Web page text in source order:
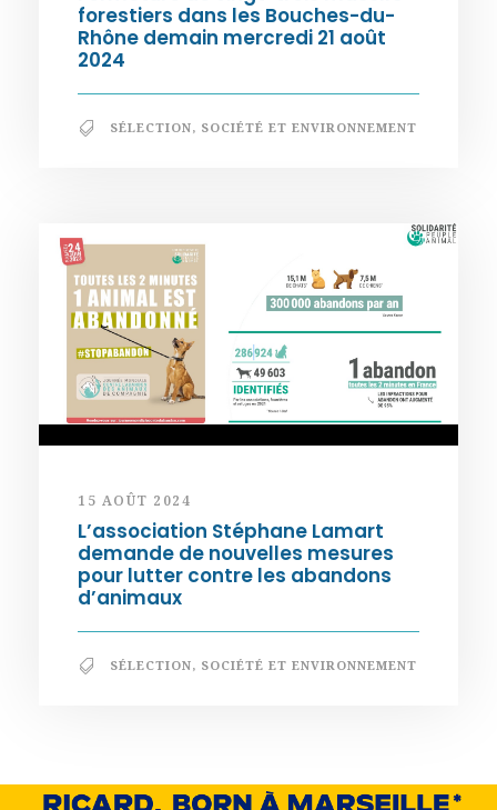
forestiers dans les Bouches-du-
Rhône demain mercredi 21 août
2024
SÉLECTION, SOCIÉTÉ ET ENVIRONNEMENT
15 AOÛT 2024
L’association Stéphane Lamart
demande de nouvelles mesures
pour lutter contre les abandons
d’animaux
SÉLECTION, SOCIÉTÉ ET ENVIRONNEMENT